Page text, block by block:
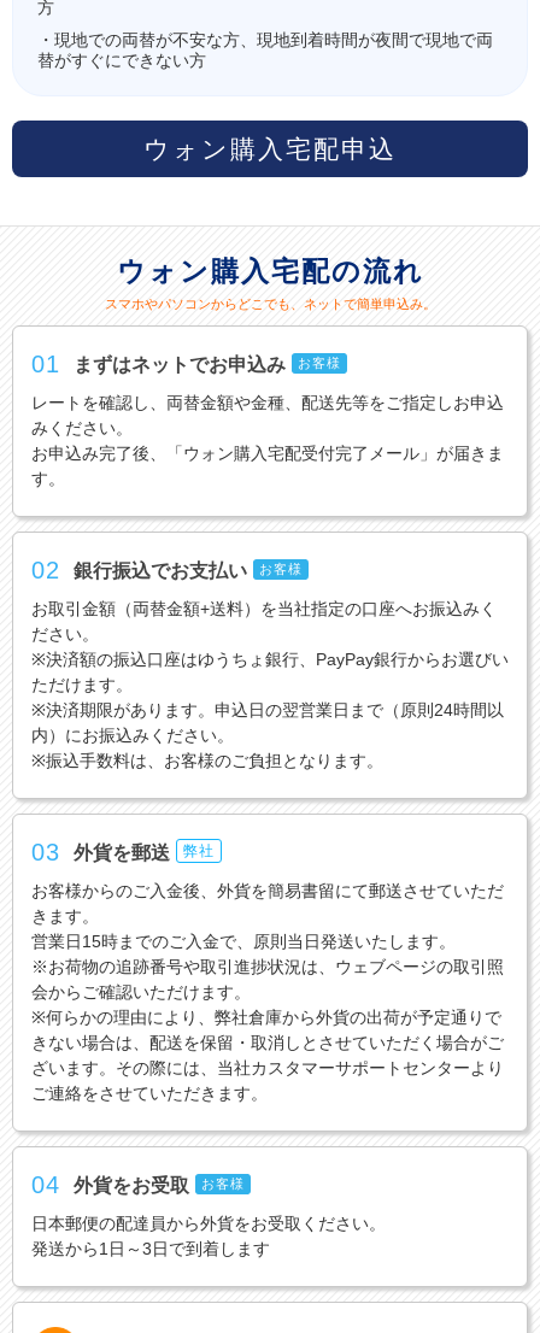
方
・現地での両替が不安な方、現地到着時間が夜間で現地で両
替がすぐにできない方
ウォン購入宅配申込
ウォン購入宅配の流れ
スマホやパソコンからどこでも、ネットで簡単申込み。
01 まずはネットでお申込み お客様
レートを確認し、両替金額や金種、配送先等をご指定しお申込
みください。
お申込み完了後、「ウォン購入宅配受付完了メール」が届きま
す。
02 銀行振込でお支払い お客様
お取引金額（両替金額+送料）を当社指定の口座へお振込みく
ださい。
※決済額の振込口座はゆうちょ銀行、PayPay銀行からお選びい
ただけます。
※決済期限があります。申込日の翌営業日まで（原則24時間以
内）にお振込みください。
※振込手数料は、お客様のご負担となります。
03 外貨を郵送 弊社
お客様からのご入金後、外貨を簡易書留にて郵送させていただ
きます。
営業日15時までのご入金で、原則当日発送いたします。
※お荷物の追跡番号や取引進捗状況は、ウェブページの取引照
会からご確認いただけます。
※何らかの理由により、弊社倉庫から外貨の出荷が予定通りで
きない場合は、配送を保留・取消しとさせていただく場合がご
ざいます。その際には、当社カスタマーサポートセンターより
ご連絡をさせていただきます。
04 外貨をお受取 お客様
日本郵便の配達員から外貨をお受取ください。
発送から1日～3日で到着します